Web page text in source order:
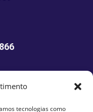
tecnologias como